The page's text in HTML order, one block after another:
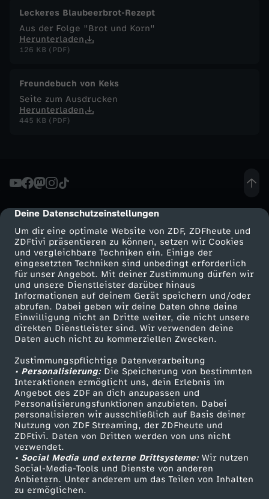
cmp-dialog-description
Deine Datenschutzeinstellungen
Um dir eine optimale Website von ZDF, ZDFheute und
ZDFtivi präsentieren zu können, setzen wir Cookies
und vergleichbare Techniken ein. Einige der
eingesetzten Techniken sind unbedingt erforderlich
für unser Angebot. Mit deiner Zustimmung dürfen wir
und unsere Dienstleister darüber hinaus
Informationen auf deinem Gerät speichern und/oder
abrufen. Dabei geben wir deine Daten ohne deine
Einwilligung nicht an Dritte weiter, die nicht unsere
direkten Dienstleister sind. Wir verwenden deine
Daten auch nicht zu kommerziellen Zwecken.
Zustimmungspflichtige Datenverarbeitung
• Personalisierung:Die Speicherung von bestimmten
Interaktionen ermöglicht uns, dein Erlebnis im
Angebot des ZDF an dich anzupassen und
Personalisierungsfunktionen anzubieten. Dabei
personalisieren wir ausschließlich auf Basis deiner
Nutzung von ZDF Streaming, der ZDFheute und
ZDFtivi. Daten von Dritten werden von uns nicht
verwendet.
• Social Media und externe Drittsysteme:Wir nutzen
Social-Media-Tools und Dienste von anderen
Anbietern. Unter anderem um das Teilen von Inhalten
zu ermöglichen.
u
c
s
ö
h
l
e
n
-
L
i
e
d
Leckeres Blaubeerbrot-Rezept
Aus der Folge "Brot und Korn"
Herunterladen
126 KB (PDF)
Freundebuch von Keks
Seite zum Ausdrucken
Herunterladen
445 KB (PDF)
Mehr ZDF
ZDF-Apps
Smart TV
ZDFtext
Livestreams
Sendungen A-Z
TV-Programm
Service
ZDFmitreden
Kontakt zum ZDF
Tickets
Zuschauerservice
Hilfe
ZDF Unternehmen
Karriere